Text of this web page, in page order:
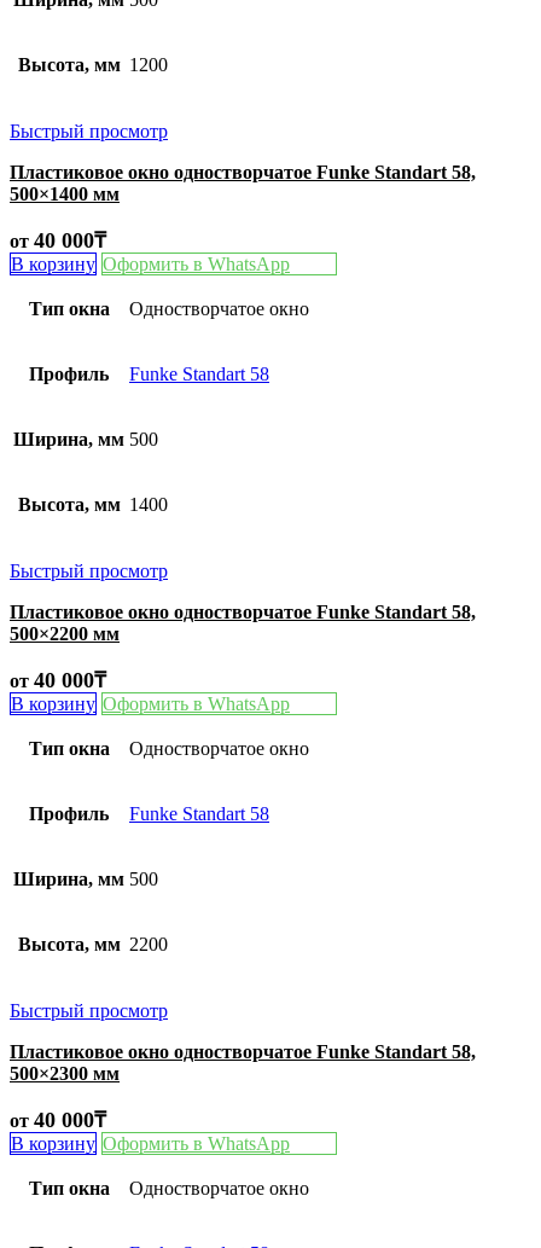
Высота, мм 1200
Быстрый просмотр
Пластиковое окно одностворчатое Funke Standart 58,
500×1400 мм
от 40 000₸
В корзину Оформить в WhatsApp
Тип окна Одностворчатое окно
Профиль Funke Standart 58
Ширина, мм 500
Высота, мм 1400
Быстрый просмотр
Пластиковое окно одностворчатое Funke Standart 58,
500×2200 мм
от 40 000₸
В корзину Оформить в WhatsApp
Тип окна Одностворчатое окно
Профиль Funke Standart 58
Ширина, мм 500
Высота, мм 2200
Быстрый просмотр
Пластиковое окно одностворчатое Funke Standart 58,
500×2300 мм
от 40 000₸
В корзину Оформить в WhatsApp
Тип окна Одностворчатое окно